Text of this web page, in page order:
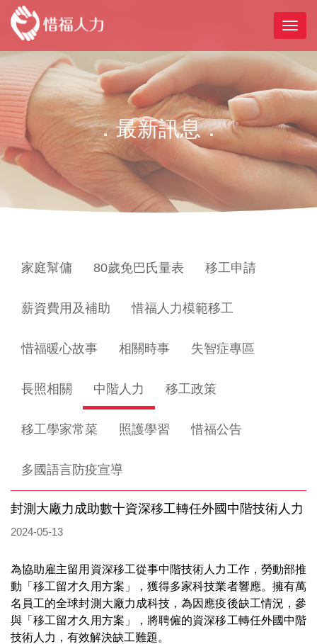
．最新訊息．
家庭幫傭 80歲免巴氏量表 移工申請
薪資費用及補助 惜福人力模範移工
惜福暖心故事 相關時事 失智症專區
長照相關 中階人力 移工政策
移工學家常菜 照護學習 惜福公告
多國語言防疫宣導
封測大廠力成助數十資深移工轉任外國中階技術人力
2024-05-13
為協助雇主留用資深移工從事中階技術人力工作，勞動部推
動「移工留才久用方案」，獲得多家科技業者響應。擁有萬
名員工的全球封測大廠力成科技，為因應疫後缺工情況，參
與「移工留才久用方案」，將聘僱的資深移工轉任外國中階
技術人力，有效解決缺工難題。